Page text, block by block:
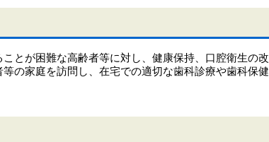
とが困難な高齢者等に対し、健康保持、口腔衛生の改
の家庭を訪問し、在宅での適切な歯科診療や歯科保健